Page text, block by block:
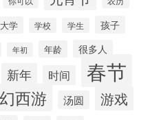
大学 学校 学生 孩子
年初 年龄 很多人
新年 时间 春节
西游 汤圆 游戏